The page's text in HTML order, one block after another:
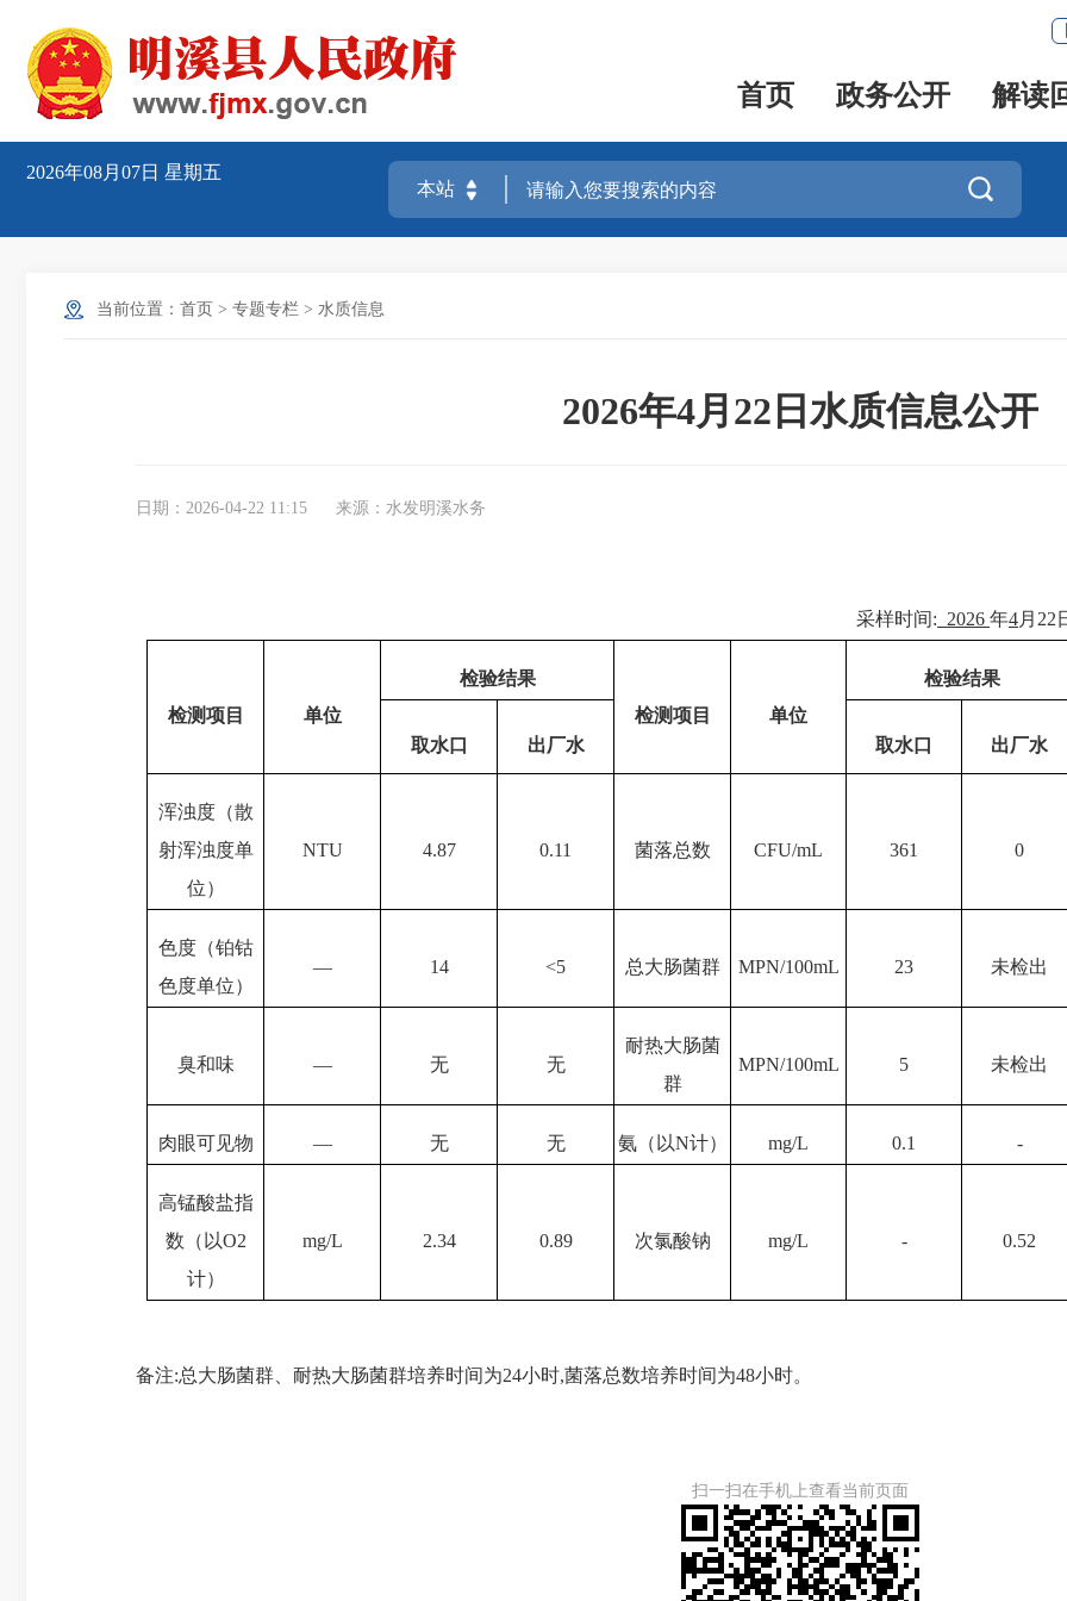
首页 政务公开 解读
2026年08月07日 星期五

当前位置： 首页 > 专题专栏 > 水质信息
2026年4月22日水质信息公开
日期：2026-04-22 11:15 来源：水发明溪水务
采样时间: 2026 年4月 22
检测项目 单位
检验结果
检测项目
单位
检验结果
取水口 出厂水 取水口 出厂水
浑浊度（散
射浑浊度单
位）
NTU 4.87 0.11 菌落总数 CFU/mL 361 0
色度（铂钴
色度单位）
— 14 <5 总大肠菌群 MPN/100mL 23 未检出
臭和味 — 无 无
耐热大肠菌
群
MPN/100mL 5 未检出
肉眼可见物 — 无 无 氨（以N计） mg/L 0.1 -
高锰酸盐指
数（以O2
计）
mg/L 2.34 0.89 次氯酸钠 mg/L - 0.52
备注:总大肠菌群、耐热大肠菌群培养时间为24小时,菌落总数培养时间为48小时。
扫一扫在手机上查看当前页面